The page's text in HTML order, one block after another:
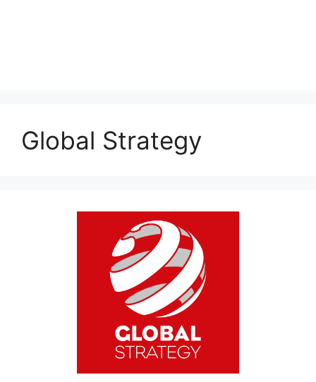
Global Strategy